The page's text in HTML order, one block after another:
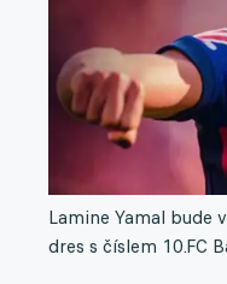
Lamine Yamal bude
dres s číslem 10.FC